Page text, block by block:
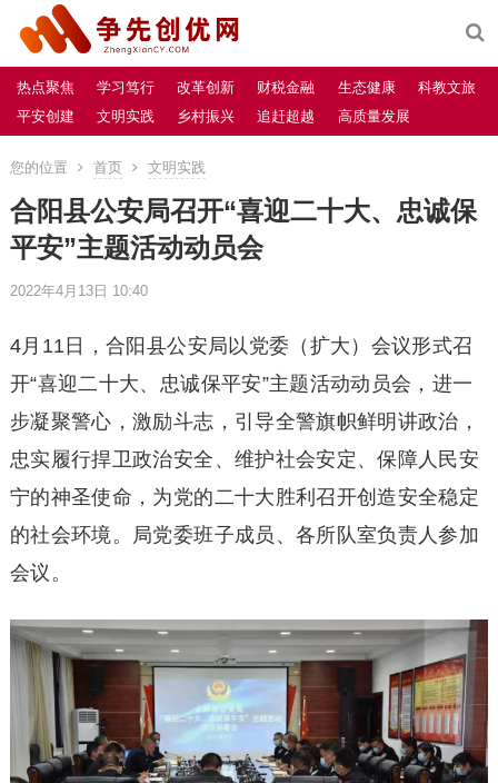
热点聚焦 学习笃行 改革创新 财税金融 生态健康
科教文旅
平安创建
文明实践 乡村振兴 追赶超越 高质量发展
您的位置 首页 文明实践
合阳县公安局召开“喜迎二十大、忠诚保
平安”主题活动动员会
2022年4月13日 10:40
4月11日，合阳县公安局以党委（扩大）会议形式召
开“喜迎二十大、忠诚保平安”主题活动动员会，进一
步凝聚警心，激励斗志，引导全警旗帜鲜明讲政治，
忠实履行捍卫政治安全、维护社会安定、保障人民安
宁的神圣使命，为党的二十大胜利召开创造安全稳定
的社会环境。局党委班子成员、各所队室负责人参加
会议。